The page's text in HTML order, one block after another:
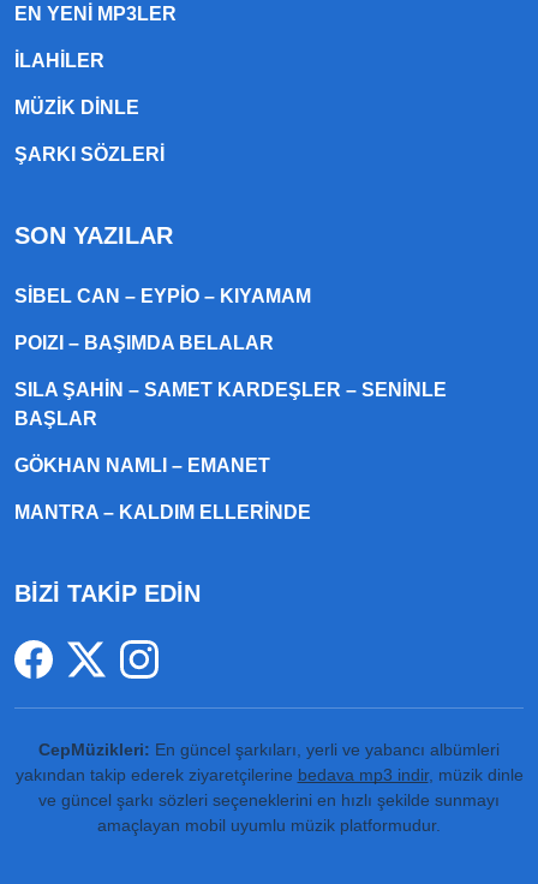
EN YENI MP3LER
ILAHILER
MÜZIK DINLE
ŞARKI SÖZLERI
SON YAZILAR
SIBEL CAN – EYPIO – KIYAMAM
POIZI – BAŞIMDA BELALAR
SILA ŞAHIN – SAMET KARDEŞLER – SENINLE
BAŞLAR
GÖKHAN NAMLI – EMANET
MANTRA – KALDIM ELLERINDE
BİZİ TAKİP EDİN
CepMüzikleri: En güncel şarkıları, yerli ve yabancı albümleri
yakından takip ederek ziyaretçilerine bedava mp3 indir, müzik dinle
ve güncel şarkı sözleri seçeneklerini en hızlı şekilde sunmayı
amaçlayan mobil uyumlu müzik platformudur.